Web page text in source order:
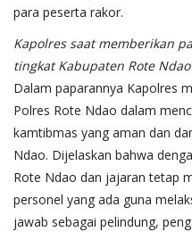
para peserta rakor.
Kapolres saat memberikan
tingkat Kabupaten Rote
Dalam paparannya Kapolres
Polres Rote Ndao dalam
kamtibmas yang aman dan
Ndao. Dijelaskan bahwa
Rote Ndao dan jajaran tetap
personel yang ada guna
jawab sebagai pelindung,